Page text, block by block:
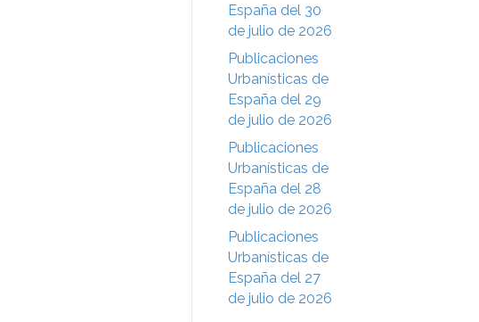
España del 30
de julio de 2026
Publicaciones
Urbanísticas de
España del 29
de julio de 2026
Publicaciones
Urbanísticas de
España del 28
de julio de 2026
Publicaciones
Urbanísticas de
España del 27
de julio de 2026